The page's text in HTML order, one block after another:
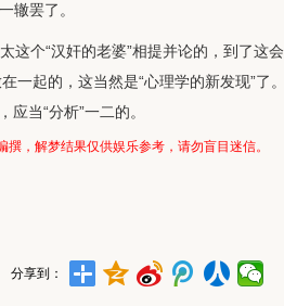
辙罢了。
这个“汉奸的老婆”相提并论的，到了这会
起的，这当然是“心理学的新发现”了。
当“分析”一二的。
，解梦结果仅供娱乐参考，请勿盲目迷信。
分享到：